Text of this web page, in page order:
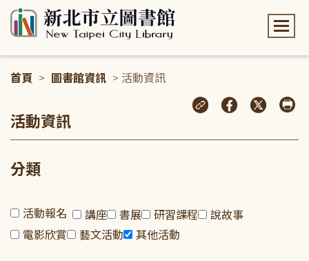
首頁 > 圖書館資訊 > 活動資訊
活動資訊
分類
活動報名 講座 書展 研習課程
說故事
電影欣賞
藝文活動 其他活動